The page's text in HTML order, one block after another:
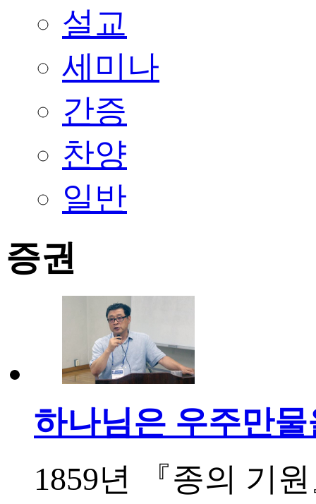
설교
세미나
간증
찬양
일반
증권
하나님은 우주만물
1859년 『종의 기